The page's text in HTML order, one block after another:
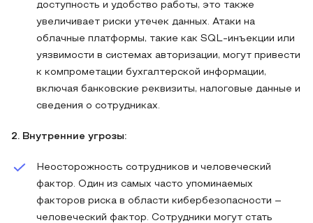
доступность и удобство работы, это также
увеличивает риски утечек данных. Атаки на
облачные платформы, такие как SQL-инъекции или
уязвимости в системах авторизации, могут привести
к компрометации бухгалтерской информации,
включая банковские реквизиты, налоговые данные и
сведения о сотрудниках.
2. Внутренние угрозы:
Неосторожность сотрудников и человеческий
фактор. Один из самых часто упоминаемых
факторов риска в области кибербезопасности –
человеческий фактор. Сотрудники могут стать